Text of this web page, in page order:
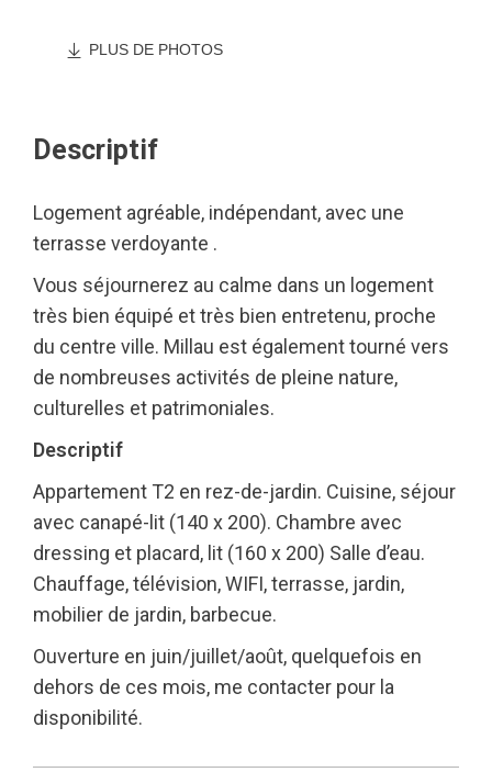
PLUS DE PHOTOS
Descriptif
Logement agréable, indépendant, avec une
terrasse verdoyante .
Vous séjournerez au calme dans un logement
très bien équipé et très bien entretenu, proche
du centre ville. Millau est également tourné vers
de nombreuses activités de pleine nature,
culturelles et patrimoniales.
Descriptif
Appartement T2 en rez-de-jardin. Cuisine, séjour
avec canapé-lit (140 x 200). Chambre avec
dressing et placard, lit (160 x 200) Salle d’eau.
Chauffage, télévision, WIFI, terrasse, jardin,
mobilier de jardin, barbecue.
Ouverture en juin/juillet/août, quelquefois en
dehors de ces mois, me contacter pour la
disponibilité.